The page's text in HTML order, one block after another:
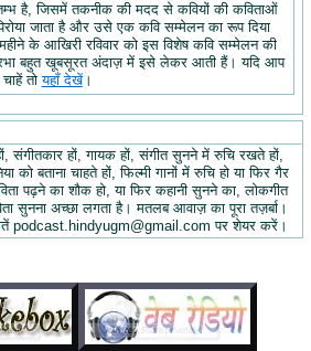
है, जिसमें तकनीक की मदद से कवियों की कविताओं
जाता है और उसे एक कवि सम्मेलन का रूप दिया
के आखिरी रविवार को इस विशेष कवि सम्मेलन की
बहुत खूबसूरत अंदाज़ में इसे लेकर आती हैं। यदि आप
तोयहाँ देखें।
संगीतकार हों, गायक हों, संगीत सुनने में रुचि रखते हों,
को बताना चाहते हों, फिल्मी गानों में रुचि हो या फिर गैर
पढ़ने का शौक हो, या फिर कहानी सुनने का, लोकगीत
सुनना अच्छा लगता है। मतलब आवाज़ का पूरा तज़र्बा।
podcast.hindyugm@gmail.com पर शेयर करें।